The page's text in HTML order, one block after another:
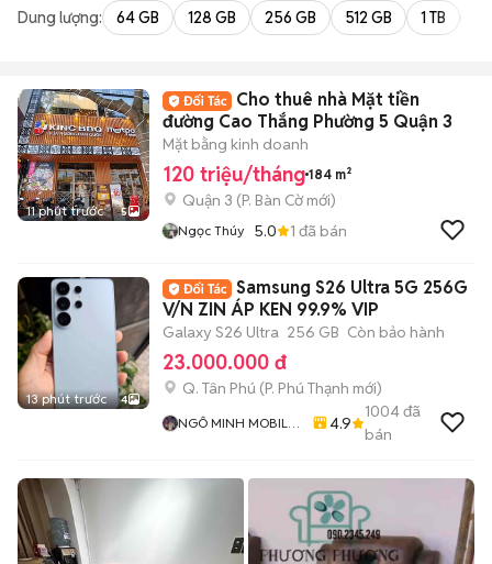
Dung lượng: 64 GB 128 GB 256 GB 512 GB 1 TB
11 phút trước 5
Cho thuê nhà Mặt tiền
đường Cao Thắng Phường 5 Quận 3
Mặt bằng kinh doanh
120 triệu/tháng 184 m²
Quận 3 (P. Bàn Cờmới)
Ngọc Thúy 5.0 1 đã bán
13 phút trước 4
Samsung S26 Ultra 5G 256G
V/N ZIN ÁP KEN 99.9% VIP
Galaxy S26 Ultra 256 GB Còn bảo hành
23.000.000 đ
Q. Tân Phú (P. Phú Thạnh mới)
NGÔ MINH MOBILE
4.9
1004đã
bán